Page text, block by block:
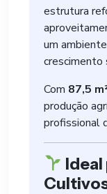
estrutura
um
crescimento
Com 87,5
produção
profissional
Ideal